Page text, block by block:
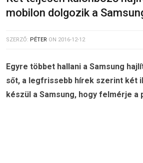
mobilon dolgozik a
SZERZŐ: PÉTER ON 2016-12-12
Egyre többet hallani a Samsung
sőt, a legfrissebb hírek szerint két
készül a Samsung, hogy felmérje a